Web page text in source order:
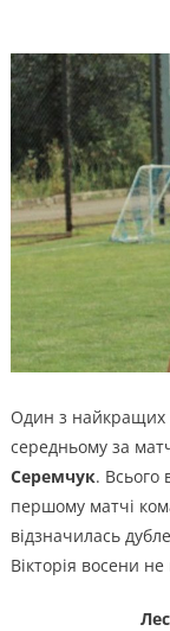
Один з найкращих
середньому за
Серемчук.
першому матчі
відзначилась
Вікторія восени